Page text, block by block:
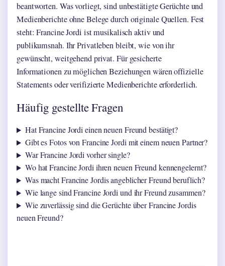
beantworten. Was vorliegt, sind unbestätigte Gerüchte und
Medienberichte ohne Belege durch originale Quellen. Fest
steht: Francine Jordi ist musikalisch aktiv und
publikumsnah. Ihr Privatleben bleibt, wie von ihr
gewünscht, weitgehend privat. Für gesicherte
Informationen zu möglichen Beziehungen wären offizielle
Statements oder verifizierte Medienberichte erforderlich.
Häufig gestellte Fragen
Hat Francine Jordi einen neuen Freund bestätigt?
Gibt es Fotos von Francine Jordi mit einem neuen Partner?
War Francine Jordi vorher single?
Wo hat Francine Jordi ihren neuen Freund kennengelernt?
Was macht Francine Jordis angeblicher Freund beruflich?
Wie lange sind Francine Jordi und ihr Freund zusammen?
Wie zuverlässig sind die Gerüchte über Francine Jordis
neuen Freund?